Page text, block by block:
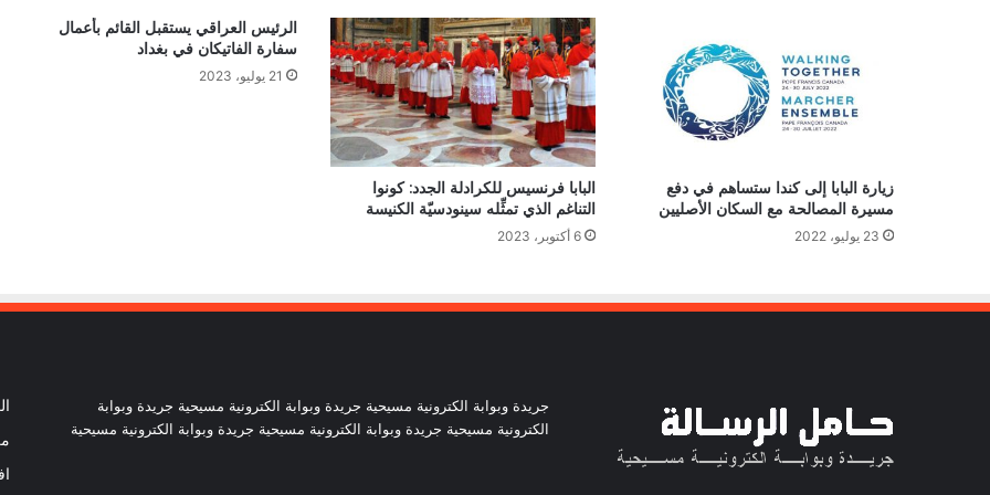
الكاردينال بيتسابالا: الكنيسة لن تتخلى أبدًا
عن المحتاجين في غزة
الأرض المقدسة وساعدوا في تعزيز الحوار
يحتفلان بختام عام يوبيل “حجاج الرجاء”
زيارة البابا إلى كندا ستساهم في دفع
مسيرة المصالحة مع السكان الأصليين
23 يوليو، 2022
البابا فرنسيس للكرادلة الجدد: كونوا
التناغم الذي تمثِّله سينودسيّة الكنيسة
6 أكتوبر، 2023
الرئيس العراقي يستقبل القائم بأعمال
سفارة الفاتيكان في بغداد
21 يوليو، 2023
جريدة وبوابة الكترونية مسيحية جريدة وبوابة الكترونية مسيحية جريدة وبوابة
الكترونية مسيحية جريدة وبوابة الكترونية مسيحية جريدة وبوابة الكترونية مسيحية